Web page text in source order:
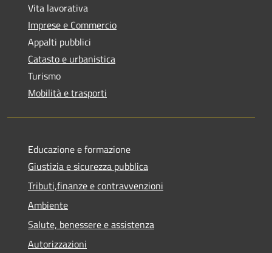
Vita lavorativa
Imprese e Commercio
Appalti pubblici
Catasto e urbanistica
Turismo
Mobilità e trasporti
Educazione e formazione
Giustizia e sicurezza pubblica
Tributi,finanze e contravvenzioni
Ambiente
Salute, benessere e assistenza
Autorizzazioni